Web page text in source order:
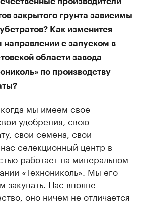
закрытого грунта зависимы
Как изменится
направлении с запуском в
области завода
по производству
мы имеем свое
удобрения, свою
свои семена, свои
селекционный центр в
работает на минеральном
«Технониколь». Мы его
закупать. Нас вполне
оно ничем не отличается